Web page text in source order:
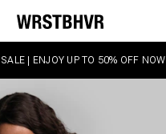
| ENJOY UP TO 50% OFF NOW